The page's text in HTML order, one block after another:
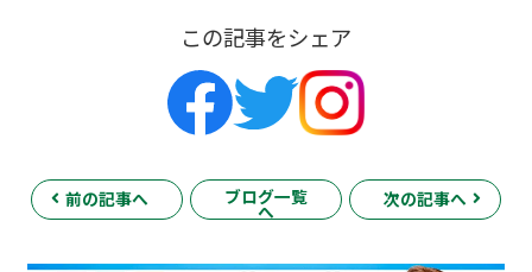
この記事をシェア
前の記事へ ブログ一覧
へ
次の記事へ